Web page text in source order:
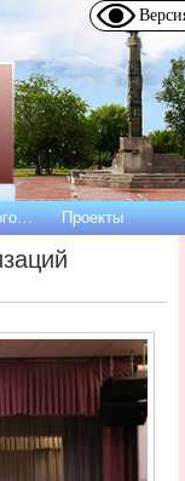
Проекты